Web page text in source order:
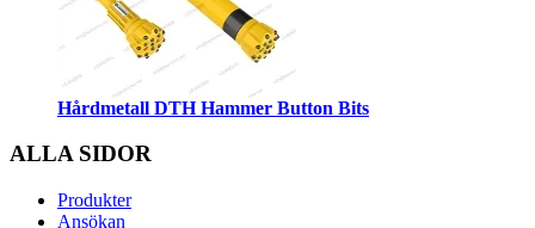
Hårdmetall DTH Hammer Button Bits
ALLA SIDOR
Produkter
Ansökan